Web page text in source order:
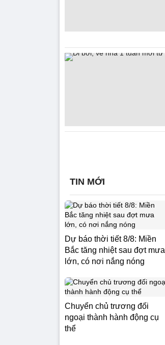
TIN MỚI
Dự báo thời tiết 8/8: Miền
Bắc tăng nhiệt sau đợt mưa
lớn, có nơi nắng nóng
Chuyển chủ trương đối
ngoại thành hành động cụ
thể